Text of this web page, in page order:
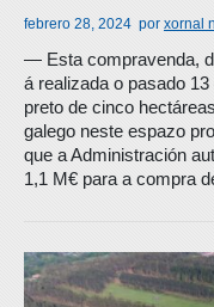
febrero 28, 2024 por xornal
― Esta compravenda,
á realizada o pasado
preto de cinco
galego neste espazo
que a Administración
1,1 M€ para a compra